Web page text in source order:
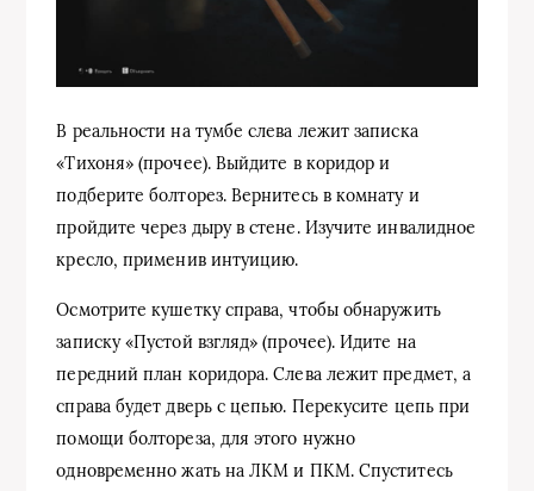
В реальности на тумбе слева лежит записка
«Тихоня» (прочее). Выйдите в коридор и
подберите болторез. Вернитесь в комнату и
пройдите через дыру в стене. Изучите инвалидное
кресло, применив интуицию.
Осмотрите кушетку справа, чтобы обнаружить
записку «Пустой взгляд» (прочее). Идите на
передний план коридора. Слева лежит предмет, а
справа будет дверь с цепью. Перекусите цепь при
помощи болтореза, для этого нужно
одновременно жать на ЛКМ и ПКМ. Спуститесь